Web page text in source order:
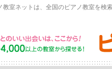
教室ネットは、全国のピアノ教室を検